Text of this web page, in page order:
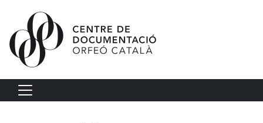
Vés al contingut
Navegació principal